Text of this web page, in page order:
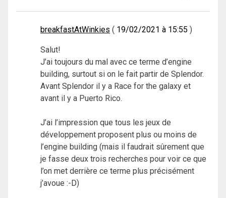
breakfastAtWinkies 19/02/2021 à 15:55
Salut!
J’ai toujours du mal avec ce terme d’engine
building, surtout si on le fait partir de Splendor.
Avant Splendor il y a Race for the galaxy et
avant il y a Puerto Rico.
J’ai l’impression que tous les jeux de
développement proposent plus ou moins de
l’engine building (mais il faudrait sûrement que
je fasse deux trois recherches pour voir ce que
l’on met derrière ce terme plus précisément
j’avoue :-D)